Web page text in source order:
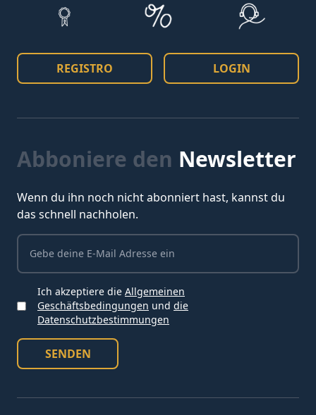
REGISTRO LOGIN
Abboniere den Newsletter
Wenn du ihn noch nicht abonniert hast, kannst du
das schnell nachholen.
Ich akzeptiere die Bedingungen
Ich akzeptiere die Allgemeinen
Geschäftsbedingungen und die
Datenschutzbestimmungen
SENDEN